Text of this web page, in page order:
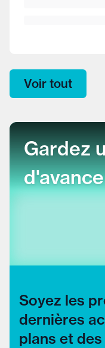
Voir tout
Gardez
d'avance
Soyez les
dernières
plans et